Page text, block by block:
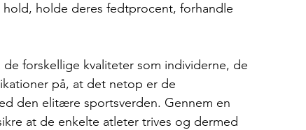
holde deres fedtprocent, forhandle
forskellige kvaliteter som individerne, de
på, at det netop er de
den elitære sportsverden. Gennem en
at de enkelte atleter trives og dermed